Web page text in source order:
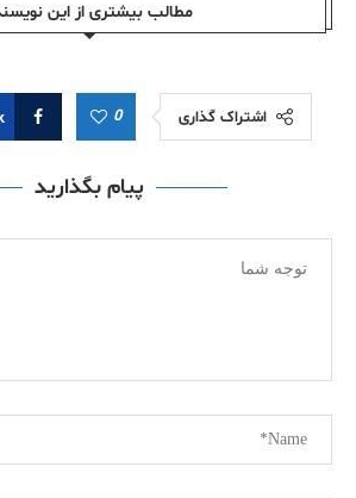
مطالب بیشتری از این
اشتراک گذاری 0
پیام بگذارید